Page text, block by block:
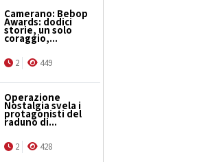
Camerano: Bebop
Awards: dodici
storie, un solo
coraggio,...
2 449
Operazione
Nostalgia svela i
protagonisti del
raduno di...
2 428